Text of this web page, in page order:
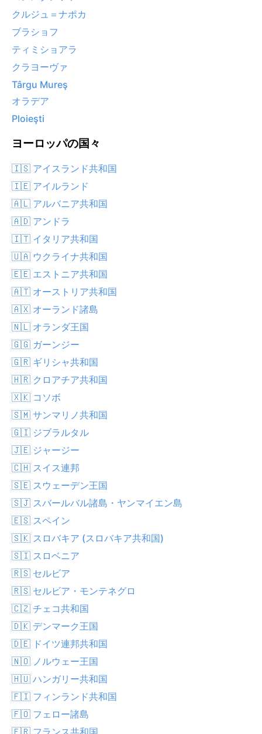
クルジュ＝ナポカ
ブラショフ
ティミショアラ
クラヨーヴァ
Târgu Mureş
オラデア
Ploieşti
ヨーロッパの国々
🇮🇸 アイスランド共和国
🇮🇪 アイルランド
🇦🇱 アルバニア共和国
🇦🇩 アンドラ
🇮🇹 イタリア共和国
🇺🇦 ウクライナ共和国
🇪🇪 エストニア共和国
🇦🇹 オーストリア共和国
🇦🇽 オーランド諸島
🇳🇱 オランダ王国
🇬🇬 ガーンジー
🇬🇷 ギリシャ共和国
🇭🇷 クロアチア共和国
🇽🇰 コソボ
🇸🇲 サンマリノ共和国
🇬🇮 ジブラルタル
🇯🇪 ジャージー
🇨🇭 スイス連邦
🇸🇪 スウェーデン王国
🇸🇯 スバールバル諸島・ヤンマイエン島
🇪🇸 スペイン
🇸🇰 スロバキア (スロバキア共和国)
🇸🇮 スロベニア
🇷🇸 セルビア
🇷🇸 セルビア・モンテネグロ
🇨🇿 チェコ共和国
🇩🇰 デンマーク王国
🇩🇪 ドイツ連邦共和国
🇳🇴 ノルウェー王国
🇭🇺 ハンガリー共和国
🇫🇮 フィンランド共和国
🇫🇴 フェロー諸島
🇫🇷 フランス共和国